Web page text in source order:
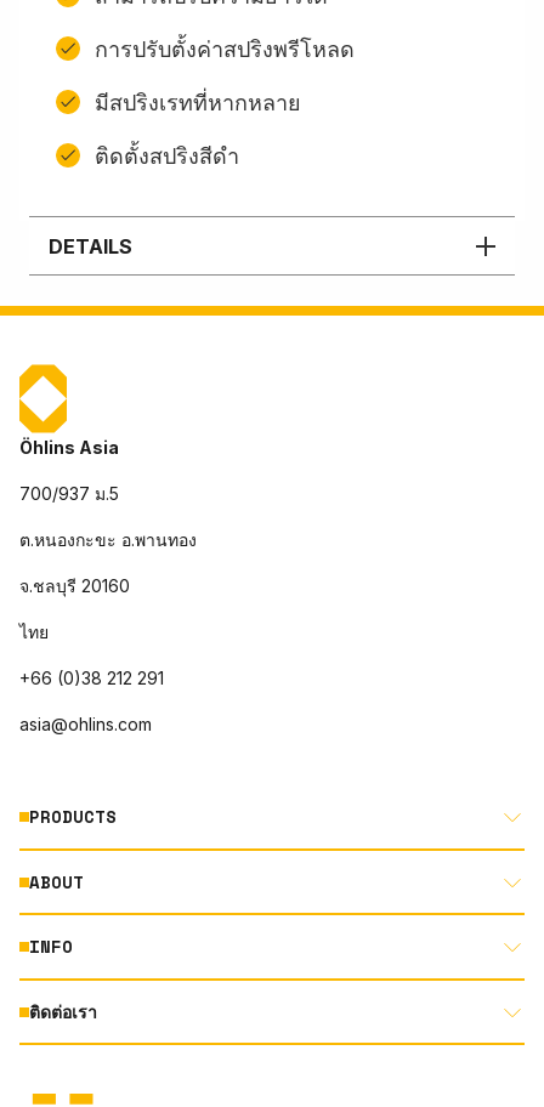
การปรับตั้งค่าสปริงพรีโหลด
มีสปริงเรทที่หากหลาย
ติดตั้งสปริงสีดํา
DETAILS
Öhlins Asia
700/937 ม.5
ต.หนองกะขะ อ.พานทอง
จ.ชลบุรี 20160
ไทย
+66 (0)38 212 291
asia@ohlins.com
PRODUCTS
MOTORCYCLE
AUTOMOTIVE
ABOUT
ABOUT US
RACING
TERMS AND CONDITIONS
INFO
DOCUMENT LIBRARY
ติดต่อเรา
INSTAGRAM